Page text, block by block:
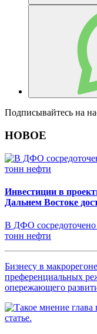
Подписывайтесь на
НОВОЕ
Инвестиции в
Дальнем Востоке
В ДФО сосредоточено
тонн нефти
Бизнесу в
преференциальных
опережающего